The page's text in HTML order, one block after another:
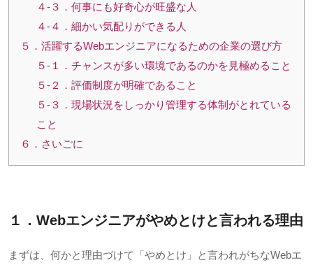
４-３．何事にも好奇心が旺盛な人
４-４．細かい気配りができる人
５．活躍するWebエンジニアになるための企業の選び方
５-１．チャンスが多い環境であるのかを見極めること
５-２．評価制度が明確であること
５-３．現場状況をしっかり管理する体制がとれている
こと
６．さいごに
１．Webエンジニアがやめとけと言われる理由
まずは、何かと理由づけて「やめとけ」と言われがちなWebエ